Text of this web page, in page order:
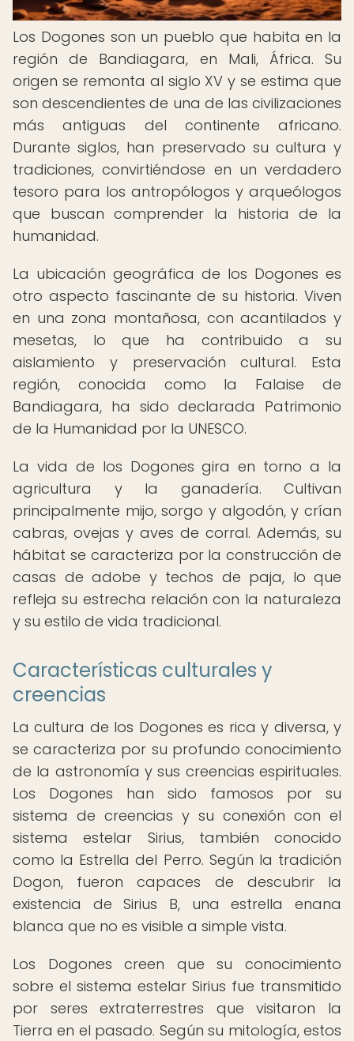
Los Dogones son un pueblo que habita en la
región de Bandiagara, en Mali, África. Su
origen se remonta al siglo XV y se estima que
son descendientes de una de las civilizaciones
más antiguas del continente africano.
Durante siglos, han preservado su cultura y
tradiciones, convirtiéndose en un verdadero
tesoro para los antropólogos y arqueólogos
que buscan comprender la historia de la
humanidad.
La ubicación geográfica de los Dogones es
otro aspecto fascinante de su historia. Viven
en una zona montañosa, con acantilados y
mesetas, lo que ha contribuido a su
aislamiento y preservación cultural. Esta
región, conocida como la Falaise de
Bandiagara, ha sido declarada Patrimonio
de la Humanidad por la UNESCO.
La vida de los Dogones gira en torno a la
agricultura y la ganadería. Cultivan
principalmente mijo, sorgo y algodón, y crían
cabras, ovejas y aves de corral. Además, su
hábitat se caracteriza por la construcción de
casas de adobe y techos de paja, lo que
refleja su estrecha relación con la naturaleza
y su estilo de vida tradicional.
Características culturales y
creencias
La cultura de los Dogones es rica y diversa, y
se caracteriza por su profundo conocimiento
de la astronomía y sus creencias espirituales.
Los Dogones han sido famosos por su
sistema de creencias y su conexión con el
sistema estelar Sirius, también conocido
como la Estrella del Perro. Según la tradición
Dogon, fueron capaces de descubrir la
existencia de Sirius B, una estrella enana
blanca que no es visible a simple vista.
Los Dogones creen que su conocimiento
sobre el sistema estelar Sirius fue transmitido
por seres extraterrestres que visitaron la
Tierra en el pasado. Según su mitología, estos